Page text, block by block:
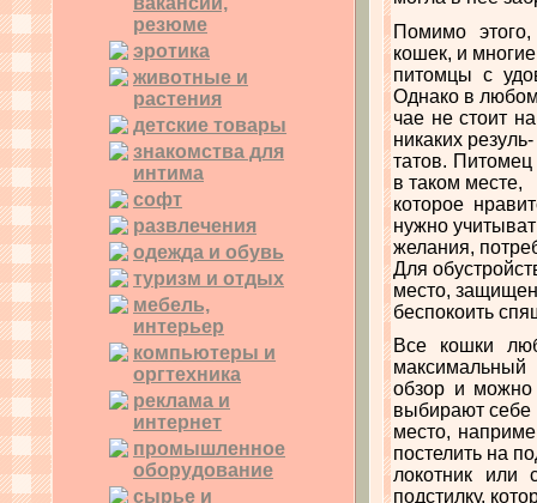
резюме
эротика
животные и
растения
детские товары
знакомства для
интима
софт
развлечения
одежда и обувь
туризм и отдых
мебель,
интерьер
компьютеры и
оргтехника
реклама и
интернет
промышленное
оборудование
сырье и
Помимо
кошек, и многие
питомцы с
Однако в
чае не стоит
никаких резуль-
татов. Питомец
в таком месте,
которое
нужно
желания,
Для
место,
беспокоить
Все кошки
максимальный
обзор и
выбирают себе
место,
постелить на
локотник или
подстилку,